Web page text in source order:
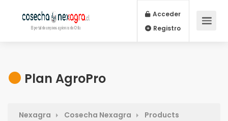
Acceder
Registro
Plan AgroPro
Nexagra Cosecha Nexagra
Products